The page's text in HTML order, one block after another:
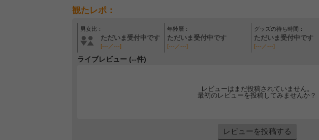
観たレポ：
男女比：
ただいま受付中です
[---／---]
年齢層：
ただいま受付中です
[---／---]
グッズの待ち時間：
ただいま受付中です
[---／---]
ライブレビュー (--件)
レビューはまだ投稿されていません。
最初のレビューを投稿してみませんか？
レビューを投稿する